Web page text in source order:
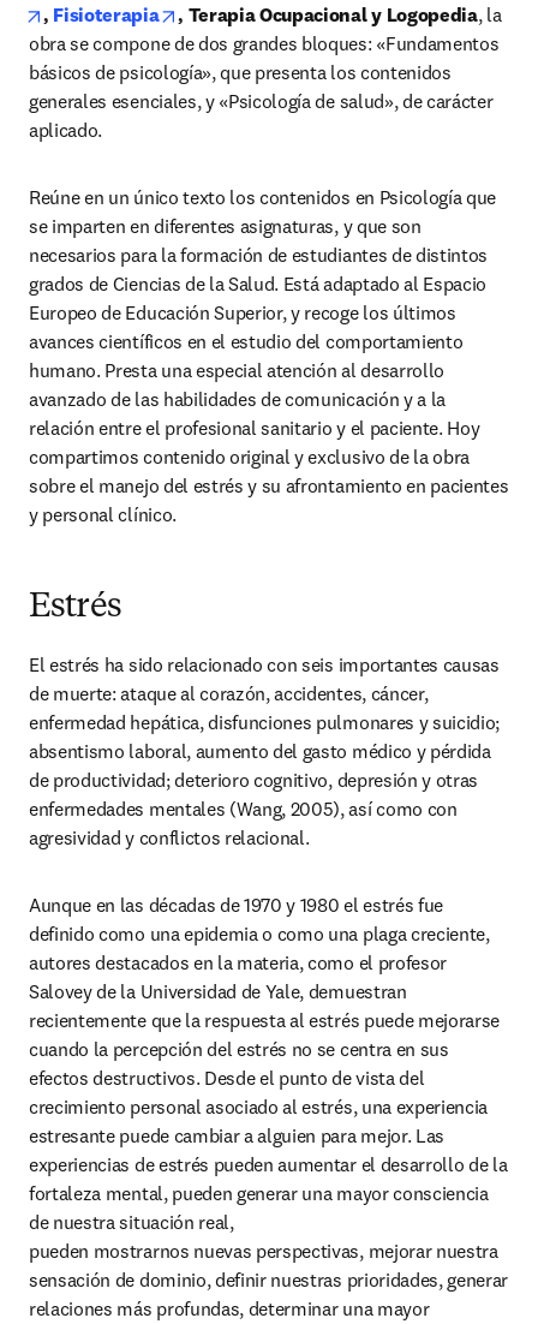
opens in new tab/window
, Fisioterapia opens in new tab/window
, Terapia Ocupacional y Logopedia, la
obra se compone de dos grandes bloques: «Fundamentos
básicos de psicología», que presenta los contenidos
generales esenciales, y «Psicología de salud», de carácter
aplicado.
Reúne en un único texto los contenidos en Psicología que
se imparten en diferentes asignaturas, y que son
necesarios para la formación de estudiantes de distintos
grados de Ciencias de la Salud. Está adaptado al Espacio
Europeo de Educación Superior, y recoge los últimos
avances científicos en el estudio del comportamiento
humano. Presta una especial atención al desarrollo
avanzado de las habilidades de comunicación y a la
relación entre el profesional sanitario y el paciente. Hoy
compartimos contenido original y exclusivo de la obra
sobre el manejo del estrés y su afrontamiento en pacientes
y personal clínico.
Estrés
El estrés ha sido relacionado con seis importantes causas
de muerte: ataque al corazón, accidentes, cáncer,
enfermedad hepática, disfunciones pulmonares y suicidio;
absentismo laboral, aumento del gasto médico y pérdida
de productividad; deterioro cognitivo, depresión y otras
enfermedades mentales (Wang, 2005), así como con
agresividad y conflictos relacional.
Aunque en las décadas de 1970 y 1980 el estrés fue
definido como una epidemia o como una plaga creciente,
autores destacados en la materia, como el profesor
Salovey de la Universidad de Yale, demuestran
recientemente que la respuesta al estrés puede mejorarse
cuando la percepción del estrés no se centra en sus
efectos destructivos. Desde el punto de vista del
crecimiento personal asociado al estrés, una experiencia
estresante puede cambiar a alguien para mejor. Las
experiencias de estrés pueden aumentar el desarrollo de la
fortaleza mental, pueden generar una mayor consciencia
de nuestra situación real,
pueden mostrarnos nuevas perspectivas, mejorar nuestra
sensación de dominio, definir nuestras prioridades, generar
relaciones más profundas, determinar una mayor